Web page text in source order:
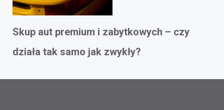
Skup aut premium i zabytkowych – czy
działa tak samo jak zwykły?